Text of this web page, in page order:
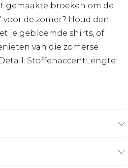
gemaakte broeken om de
de zomer? Houd dan
je gebloemde shirts, of
van die zomerse
StoffenaccentLengte: